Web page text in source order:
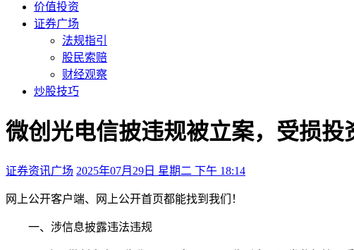
价值投资
证券广场
法规指引
股民索赔
财经观察
炒股技巧
微创光电信披违规被立案，受损投
证券资讯广场 2025年07月29日 星期二 下午 18:14
网上公开客户端、 网上公开首页都能找到我们！
一、涉信息披露违法违规